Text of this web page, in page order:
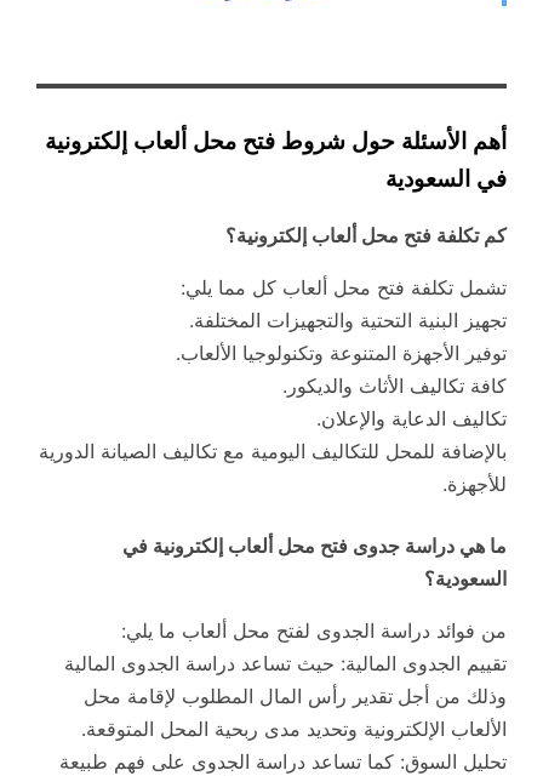
أهم الأسئلة حول شروط فتح محل ألعاب إلكترونية
في السعودية
كم تكلفة فتح محل ألعاب إلكترونية؟
تشمل تكلفة فتح محل ألعاب كل مما يلي:
تجهيز البنية التحتية والتجهيزات المختلفة.
توفير الأجهزة المتنوعة وتكنولوجيا الألعاب.
كافة تكاليف الأثاث والديكور.
تكاليف الدعاية والإعلان.
بالإضافة للمحل للتكاليف اليومية مع تكاليف الصيانة الدورية
للأجهزة.
ما هي دراسة جدوى فتح محل ألعاب إلكترونية في
السعودية؟
من فوائد دراسة الجدوى لفتح محل ألعاب ما يلي:
تقييم الجدوى المالية: حيث تساعد دراسة الجدوى المالية
وذلك من أجل تقدير رأس المال المطلوب لإقامة محل
الألعاب الإلكترونية وتحديد مدى ربحية المحل المتوقعة.
تحليل السوق: كما تساعد دراسة الجدوى على فهم طبيعة